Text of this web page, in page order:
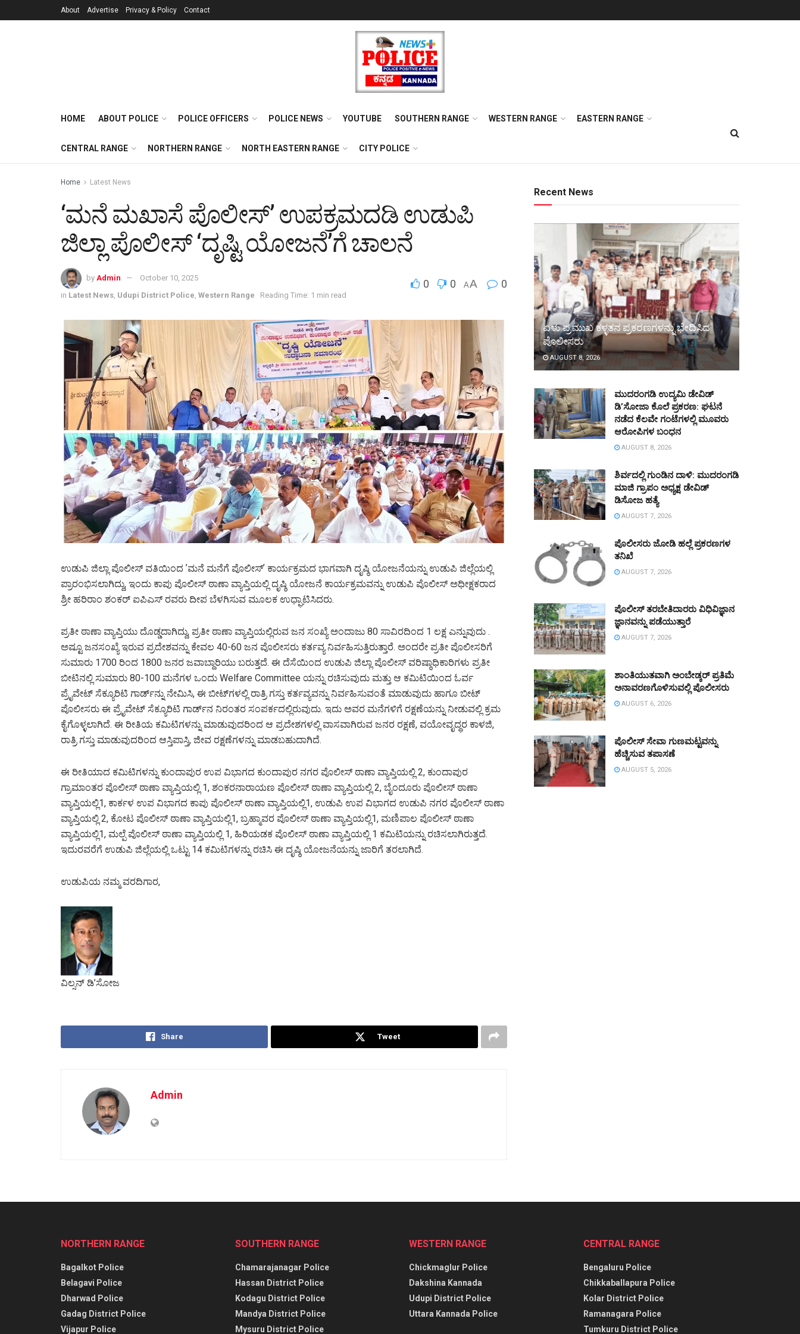
About Advertise Privacy & Policy Contact
HOME ABOUT POLICE POLICE OFFICERS POLICE NEWS YOUTUBE SOUTHERN RANGE WESTERN RANGE EASTERN RANGE
CENTRAL RANGE NORTHERN RANGE NORTH EASTERN RANGE CITY POLICE
Home Latest News
‘ಮನೆ ಮಖಾಸೆ ಪೊಲೀಸ್’ ಉಪಕ್ರಮದಡಿ ಉಡುಪಿ
ಜಿಲ್ಲಾ ಪೊಲೀಸ್ ‘ದೃಷ್ಟಿ ಯೋಜನೆ’ಗೆ ಚಾಲನೆ
by Admin
October 10, 2025
in Latest News Udupi District Police Western Range Reading Time: 1 min read
0 0 AA 0
ಉಡುಪಿ ಜಿಲ್ಲಾ ಪೊಲೀಸ್‌ ವತಿಯಿಂದ ʼಮನೆ ಮನೆಗೆ ಪೊಲೀಸ್ʼ ಕಾರ್ಯಕ್ರಮದ ಭಾಗವಾಗಿ ದೃಷ್ಠಿ ಯೋಜನೆಯನ್ನು ಉಡುಪಿ ಜಿಲ್ಲೆಯಲ್ಲಿ
ಪ್ರಾರಂಭಿಸಲಾಗಿದ್ದು, ಇಂದು ಕಾಪು ಪೊಲೀಸ್‌ ಠಾಣಾ ವ್ಯಾಪ್ತಿಯಲ್ಲಿ ದೃಷ್ಠಿ ಯೋಜನೆ ಕಾರ್ಯಕ್ರಮವನ್ನು ಉಡುಪಿ ಪೊಲೀಸ್ ಅಧೀಕ್ಷಕರಾದ
ಶ್ರೀ ಹರಿರಾಂ ಶಂಕರ್‌ ಐಪಿಎಸ್‌ ರವರು ದೀಪ ಬೆಳಗಿಸುವ ಮೂಲಕ ಉಧ್ಘಾಟಿಸಿದರು.
ಪ್ರತೀ ಠಾಣಾ ವ್ಯಾಪ್ತಿಯು ದೊಡ್ಡದಾಗಿದ್ದು, ಪ್ರತೀ ಠಾಣಾ ವ್ಯಾಪ್ತಿಯಲ್ಲಿರುವ ಜನ ಸಂಖ್ಯೆ ಅಂದಾಜು 80 ಸಾವಿರದಿಂದ 1 ಲಕ್ಷ ಎನ್ನುವುದು .
ಅಷ್ಟೂ ಜನಸಂಖ್ಯೆ ಇರುವ ಪ್ರದೇಶವನ್ನು ಕೇವಲ 40-60 ಜನ ಪೊಲೀಸರು ಕರ್ತವ್ಯ ನಿರ್ವಹಿಸುತ್ತಿರುತ್ತಾರೆ. ಅಂದರೇ ಪ್ರತೀ ಪೊಲೀಸರಿಗೆ
ಸುಮಾರು 1700 ರಿಂದ 1800 ಜನರ ಜವಾಬ್ದಾರಿಯು ಬರುತ್ತದೆ. ಈ ದೆಸೆಯಿಂದ ಉಡುಪಿ ಜಿಲ್ಲಾ ಪೊಲೀಸ್‌ ವರಿಷ್ಠಾಧಿಕಾರಿಗಳು ಪ್ರತೀ
ಬೀಟಿನಲ್ಲಿ ಸುಮಾರು 80-100 ಮನೆಗಳ ಒಂದು Welfare Committee ಯನ್ನು ರಚಿಸುವುದು ಮತ್ತು ಆ ಕಮಿಟಿಯಿಂದ ಓರ್ವ
ಪ್ರೈವೇಟ್‌ ಸೆಕ್ಯೂರಿಟಿ ಗಾರ್ಡ್‌ನ್ನು ನೇಮಿಸಿ, ಈ ಬೀಟ್‌ಗಳಲ್ಲಿ ರಾತ್ರಿ ಗಸ್ತು ಕರ್ತವ್ಯವನ್ನು ನಿರ್ವಹಿಸುವಂತೆ ಮಾಡುವುದು ಹಾಗೂ ಬೀಟ್‌
ಪೊಲೀಸರು ಈ ಪ್ರೈವೇಟ್‌ ಸೆಕ್ಯೂರಿಟಿ ಗಾರ್ಡ್‌ನ ನಿರಂತರ ಸಂಪರ್ಕದಲ್ಲಿರುವುದು. ಇದು ಅವರ ಮನೆಗಳಿಗೆ ರಕ್ಷಣೆಯನ್ನು ನೀಡುವಲ್ಲಿ ಕ್ರಮ
ಕೈಗೊಳ್ಳಲಾಗಿದೆ. ಈ ರೀತಿಯ ಕಮಿಟಿಗಳನ್ನು ಮಾಡುವುದರಿಂದ ಆ ಪ್ರದೇಶಗಳಲ್ಲಿ ವಾಸವಾಗಿರುವ ಜನರ ರಕ್ಷಣೆ, ವಯೋವೃದ್ಧರ ಕಾಳಜಿ,
ರಾತ್ರಿ ಗಸ್ತು ಮಾಡುವುದರಿಂದ ಆಸ್ತಿಪಾಸ್ತಿ, ಜೀವ ರಕ್ಷಣೆಗಳನ್ನು ಮಾಡಬಹುದಾಗಿದೆ.
ಈ ರೀತಿಯಾದ ಕಮಿಟಿಗಳನ್ನು ಕುಂದಾಪುರ ಉಪ ವಿಭಾಗದ ಕುಂದಾಪುರ ನಗರ ಪೊಲೀಸ್‌ ಠಾಣಾ ವ್ಯಾಪ್ತಿಯಲ್ಲಿ 2, ಕುಂದಾಪುರ
ಗ್ರಾಮಾಂತರ ಪೊಲೀಸ್‌ ಠಾಣಾ ವ್ಯಾಪ್ತಿಯಲ್ಲಿ 1, ಶಂಕರನಾರಾಯಣ ಪೊಲೀಸ್‌ ಠಾಣಾ ವ್ಯಾಪ್ತಿಯಲ್ಲಿ 2, ಬೈಂದೂರು ಪೊಲೀಸ್‌ ಠಾಣಾ
ವ್ಯಾಪ್ತಿಯಲ್ಲಿ1, ಕಾರ್ಕಳ ಉಪ ವಿಭಾಗದ ಕಾಪು ಪೊಲೀಸ್‌ ಠಾಣಾ ವ್ಯಾಪ್ತಿಯಲ್ಲಿ1, ಉಡುಪಿ ಉಪ ವಿಭಾಗದ ಉಡುಪಿ ನಗರ ಪೊಲೀಸ್‌ ಠಾಣಾ
ವ್ಯಾಪ್ತಿಯಲ್ಲಿ 2, ಕೋಟ ಪೊಲೀಸ್‌ ಠಾಣಾ ವ್ಯಾಪ್ತಿಯಲ್ಲಿ1, ಬ್ರಹ್ಮಾವರ ಪೊಲೀಸ್‌ ಠಾಣಾ ವ್ಯಾಪ್ತಿಯಲ್ಲಿ1, ಮಣಿಪಾಲ ಪೊಲೀಸ್‌ ಠಾಣಾ
ವ್ಯಾಪ್ತಿಯಲ್ಲಿ1, ಮಲ್ಪೆ ಪೊಲೀಸ್‌ ಠಾಣಾ ವ್ಯಾಪ್ತಿಯಲ್ಲಿ 1, ಹಿರಿಯಡಕ ಪೊಲೀಸ್‌ ಠಾಣಾ ವ್ಯಾಪ್ತಿಯಲ್ಲಿ 1 ಕಮಿಟಿಯನ್ನು ರಚಿಸಲಾಗಿರುತ್ತದೆ.
ಇದುರವರೆಗೆ ಉಡುಪಿ ಜಿಲ್ಲೆಯಲ್ಲಿ ಒಟ್ಟು 14 ಕಮಿಟಿಗಳನ್ನು ರಚಿಸಿ ಈ ದೃಷ್ಠಿ ಯೋಜನೆಯನ್ನು ಜಾರಿಗೆ ತರಲಾಗಿದೆ.
ಉಡುಪಿಯ ನಮ್ಮ ವರದಿಗಾರ,
ವಿಲ್ಸನ್ ಡಿ’ಸೋಜ
Share Tweet
Admin
Recent News
ಏಳು ಪ್ರಮುಖ ಕಳ್ಳತನ ಪ್ರಕರಣಗಳನ್ನು ಭೇದಿಸಿದ
ಪೊಲೀಸರು
AUGUST 8, 2026
ಮುದರಂಗಡಿ ಉದ್ಯಮಿ ಡೇವಿಡ್
ಡಿ’ಸೋಜಾ ಕೊಲೆ ಪ್ರಕರಣ: ಘಟನೆ
ನಡೆದ ಕೆಲವೇ ಗಂಟೆಗಳಲ್ಲಿ ಮೂವರು
ಆರೋಪಿಗಳ ಬಂಧನ
AUGUST 8, 2026
ಶಿರ್ವದಲ್ಲಿ ಗುಂಡಿನ ದಾಳಿ: ಮುದರಂಗಡಿ
ಮಾಜಿ ಗ್ರಾಪಂ ಅಧ್ಯಕ್ಷ ಡೇವಿಡ್
ಡಿಸೋಜ ಹತ್ಯೆ
AUGUST 7, 2026
ಪೊಲೀಸರು ಜೋಡಿ ಹಲ್ಲೆ ಪ್ರಕರಣಗಳ
ತನಿಖೆ
AUGUST 7, 2026
ಪೊಲೀಸ್ ತರಬೇತಿದಾರರು ವಿಧಿವಿಜ್ಞಾನ
ಜ್ಞಾನವನ್ನು ಪಡೆಯುತ್ತಾರೆ
AUGUST 7, 2026
ಶಾಂತಿಯುತವಾಗಿ ಅಂಬೇಡ್ಕರ್ ಪ್ರತಿಮೆ
ಅನಾವರಣಗೊಳಿಸುವಲ್ಲಿ ಪೊಲೀಸರು
AUGUST 6, 2026
ಪೊಲೀಸ್ ಸೇವಾ ಗುಣಮಟ್ಟವನ್ನು
ಹೆಚ್ಚಿಸುವ ತಪಾಸಣೆ
AUGUST 5, 2026
NORTHERN RANGE
Bagalkot Police
Belagavi Police
Dharwad Police
Gadag District Police
Vijapur Police
SOUTHERN RANGE
Chamarajanagar Police
Hassan District Police
Kodagu District Police
Mandya District Police
Mysuru District Police
WESTERN RANGE
Chickmaglur Police
Dakshina Kannada
Udupi District Police
Uttara Kannada Police
CENTRAL RANGE
Bengaluru Police
Chikkaballapura Police
Kolar District Police
Ramanagara Police
Tumkuru District Police